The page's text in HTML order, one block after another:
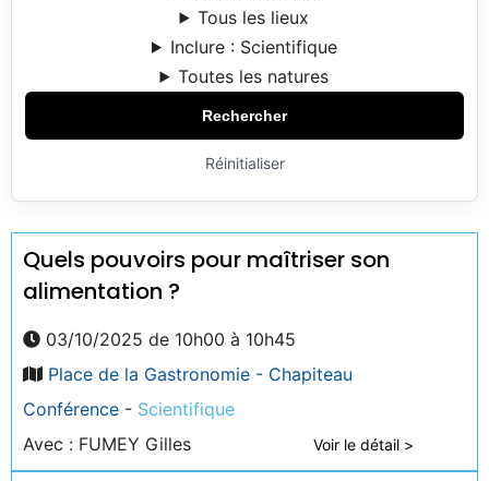
Tous les lieux
Inclure : Scientifique
Toutes les natures
Rechercher
Réinitialiser
Quels pouvoirs pour maîtriser son
alimentation ?
03/10/2025 de 10h00 à 10h45
Place de la Gastronomie - Chapiteau
Conférence - Scientifique
Avec : FUMEY Gilles
Voir le détail >